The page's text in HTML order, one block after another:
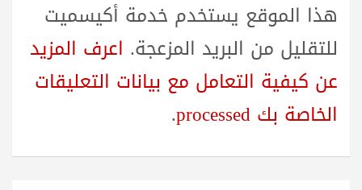
هذا الموقع يستخدم خدمة أكيسميت
للتقليل من البريد المزعجة. اعرف المزيد
عن كيفية التعامل مع بيانات التعليقات
الخاصة بك processed
.